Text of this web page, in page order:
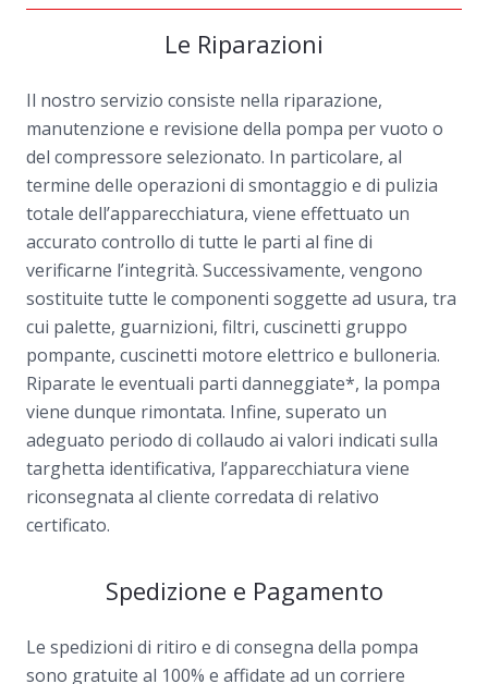
Le Riparazioni
Il nostro servizio consiste nella riparazione,
manutenzione e revisione della pompa per vuoto o
del compressore selezionato. In particolare, al
termine delle operazioni di smontaggio e di pulizia
totale dell’apparecchiatura, viene effettuato un
accurato controllo di tutte le parti al fine di
verificarne l’integrità. Successivamente, vengono
sostituite tutte le componenti soggette ad usura, tra
cui palette, guarnizioni, filtri, cuscinetti gruppo
pompante, cuscinetti motore elettrico e bulloneria.
Riparate le eventuali parti danneggiate*, la pompa
viene dunque rimontata. Infine, superato un
adeguato periodo di collaudo ai valori indicati sulla
targhetta identificativa, l’apparecchiatura viene
riconsegnata al cliente corredata di relativo
certificato.
Spedizione e Pagamento
Le spedizioni di ritiro e di consegna della pompa
sono gratuite al 100% e affidate ad un corriere